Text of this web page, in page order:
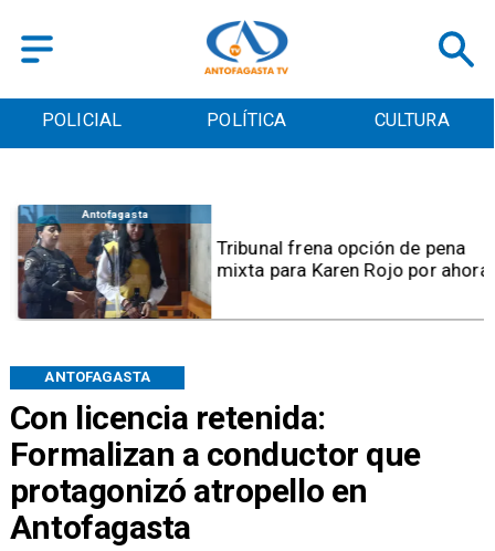
POLICIAL POLÍTICA CULTURA
Con licencia retenida:
Formalizan a conductor que
protagonizó atropello en
Antofagasta
ANTOFAGASTA
Antofagasta
Tribunal frena opción de pena
mixta para Karen Rojo por ahora